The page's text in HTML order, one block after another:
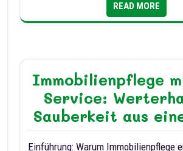
READ MORE
Immobilienpflege
Service:
Sauberkeit aus
Einführung: Warum Immobilienpflege